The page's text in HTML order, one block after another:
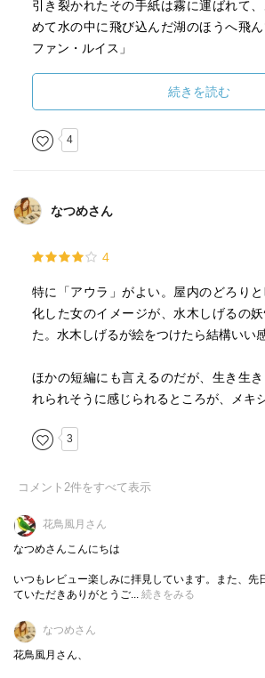
引き裂かれたその手紙は霧に運ばれて
めて水の中に飛び込んだ湖のほうへ飛ん
ファン・ルイス」
遍歴に出る。妹は兄がヨーロッパで真
ときに…。自殺した兄を引き取りに行
ぶ愛の残酷
／「純な魂」
腐った花と壊れた玩具の中に横たわる女王
闇に閉ざされた屋敷で不気味な老婆の
女。’不気味で完璧’と評された
璧。そして「純な魂」は残酷な純粋さ
です。「純な魂」は文体も素晴らしく、
続きを読む
4
なつめさん
4
特に「アウラ」がよい。屋内のどろり
化した女のイメージが、水木しげるの
た。水木しげるが絵をつけたら結構いい
ほかの短編にも言えるのだが、生き生
れられそうに感じられるところが、メキ
3
コメント 2件をすべて表示
花鳥風月さん
なつめさんこんにちは
いつもレビュー楽しみに拝見しています。また、先
ていただきありがとうご... 続きをみる
なつめさん
花鳥風月さん、